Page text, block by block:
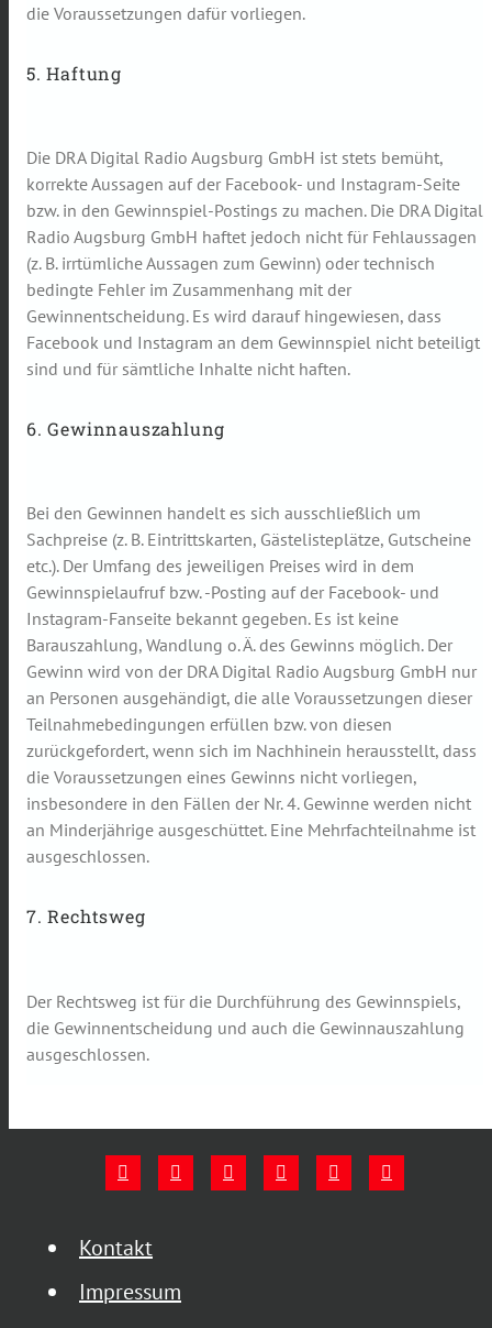
die Voraussetzungen dafür vorliegen.
5. Haftung
Die DRA Digital Radio Augsburg GmbH ist stets bemüht,
korrekte Aussagen auf der Facebook- und Instagram-Seite
bzw. in den Gewinnspiel-Postings zu machen. Die DRA Digital
Radio Augsburg GmbH haftet jedoch nicht für Fehlaussagen
(z. B. irrtümliche Aussagen zum Gewinn) oder technisch
bedingte Fehler im Zusammenhang mit der
Gewinnentscheidung. Es wird darauf hingewiesen, dass
Facebook und Instagram an dem Gewinnspiel nicht beteiligt
sind und für sämtliche Inhalte nicht haften.
6. Gewinnauszahlung
Bei den Gewinnen handelt es sich ausschließlich um
Sachpreise (z. B. Eintrittskarten, Gästelisteplätze, Gutscheine
etc.). Der Umfang des jeweiligen Preises wird in dem
Gewinnspielaufruf bzw. -Posting auf der Facebook- und
Instagram-Fanseite bekannt gegeben. Es ist keine
Barauszahlung, Wandlung o. Ä. des Gewinns möglich. Der
Gewinn wird von der DRA Digital Radio Augsburg GmbH nur
an Personen ausgehändigt, die alle Voraussetzungen dieser
Teilnahmebedingungen erfüllen bzw. von diesen
zurückgefordert, wenn sich im Nachhinein herausstellt, dass
die Voraussetzungen eines Gewinns nicht vorliegen,
insbesondere in den Fällen der Nr. 4. Gewinne werden nicht
an Minderjährige ausgeschüttet. Eine Mehrfachteilnahme ist
ausgeschlossen.
7. Rechtsweg
Der Rechtsweg ist für die Durchführung des Gewinnspiels,
die Gewinnentscheidung und auch die Gewinnauszahlung
ausgeschlossen.
Kontakt
Impressum